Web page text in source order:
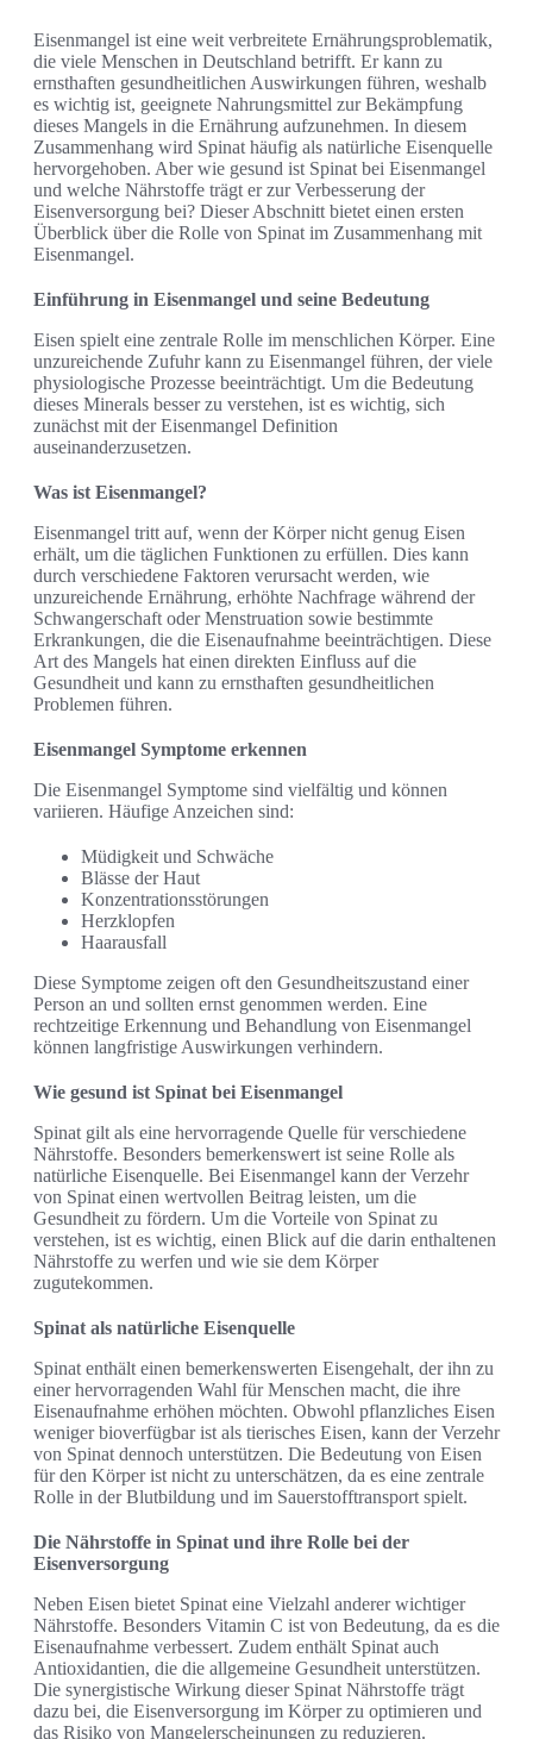
Eisenmangel ist eine weit verbreitete Ernährungsproblematik,
die viele Menschen in Deutschland betrifft. Er kann zu
ernsthaften gesundheitlichen Auswirkungen führen, weshalb
es wichtig ist, geeignete Nahrungsmittel zur Bekämpfung
dieses Mangels in die Ernährung aufzunehmen. In diesem
Zusammenhang wird Spinat häufig als natürliche Eisenquelle
hervorgehoben. Aber wie gesund ist Spinat bei Eisenmangel
und welche Nährstoffe trägt er zur Verbesserung der
Eisenversorgung bei? Dieser Abschnitt bietet einen ersten
Überblick über die Rolle von Spinat im Zusammenhang mit
Eisenmangel.
Einführung in Eisenmangel und seine Bedeutung
Eisen spielt eine zentrale Rolle im menschlichen Körper. Eine
unzureichende Zufuhr kann zu Eisenmangel führen, der viele
physiologische Prozesse beeinträchtigt. Um die Bedeutung
dieses Minerals besser zu verstehen, ist es wichtig, sich
zunächst mit der Eisenmangel Definition
auseinanderzusetzen.
Was ist Eisenmangel?
Eisenmangel tritt auf, wenn der Körper nicht genug Eisen
erhält, um die täglichen Funktionen zu erfüllen. Dies kann
durch verschiedene Faktoren verursacht werden, wie
unzureichende Ernährung, erhöhte Nachfrage während der
Schwangerschaft oder Menstruation sowie bestimmte
Erkrankungen, die die Eisenaufnahme beeinträchtigen. Diese
Art des Mangels hat einen direkten Einfluss auf die
Gesundheit und kann zu ernsthaften gesundheitlichen
Problemen führen.
Eisenmangel Symptome erkennen
Die Eisenmangel Symptome sind vielfältig und können
variieren. Häufige Anzeichen sind:
Müdigkeit und Schwäche
Blässe der Haut
Konzentrationsstörungen
Herzklopfen
Haarausfall
Diese Symptome zeigen oft den Gesundheitszustand einer
Person an und sollten ernst genommen werden. Eine
rechtzeitige Erkennung und Behandlung von Eisenmangel
können langfristige Auswirkungen verhindern.
Wie gesund ist Spinat bei Eisenmangel
Spinat gilt als eine hervorragende Quelle für verschiedene
Nährstoffe. Besonders bemerkenswert ist seine Rolle als
natürliche Eisenquelle. Bei Eisenmangel kann der Verzehr
von Spinat einen wertvollen Beitrag leisten, um die
Gesundheit zu fördern. Um die Vorteile von Spinat zu
verstehen, ist es wichtig, einen Blick auf die darin enthaltenen
Nährstoffe zu werfen und wie sie dem Körper
zugutekommen.
Spinat als natürliche Eisenquelle
Spinat enthält einen bemerkenswerten Eisengehalt, der ihn zu
einer hervorragenden Wahl für Menschen macht, die ihre
Eisenaufnahme erhöhen möchten. Obwohl pflanzliches Eisen
weniger bioverfügbar ist als tierisches Eisen, kann der Verzehr
von Spinat dennoch unterstützen. Die Bedeutung von Eisen
für den Körper ist nicht zu unterschätzen, da es eine zentrale
Rolle in der Blutbildung und im Sauerstofftransport spielt.
Die Nährstoffe in Spinat und ihre Rolle bei der
Eisenversorgung
Neben Eisen bietet Spinat eine Vielzahl anderer wichtiger
Nährstoffe. Besonders Vitamin C ist von Bedeutung, da es die
Eisenaufnahme verbessert. Zudem enthält Spinat auch
Antioxidantien, die die allgemeine Gesundheit unterstützen.
Die synergistische Wirkung dieser Spinat Nährstoffe trägt
dazu bei, die Eisenversorgung im Körper zu optimieren und
das Risiko von Mangelerscheinungen zu reduzieren.